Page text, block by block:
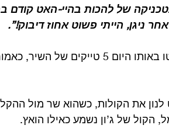
של להכות בהיי-האט קודם
ניגן, הייתי פשוט אחוז דיבוק!”.
לאחר שרינגו הקדים היי-האט לסנאר, הוקלטו באותו
את הקולות, כשהוא שר מול
הקול של ג’ון נשמע כאילו הואץ.